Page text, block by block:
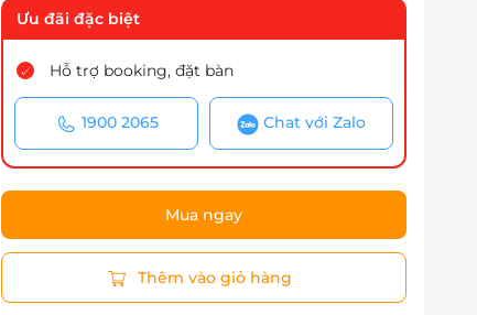
Ưu đãi đặc biệt
Hỗ trợ booking, đặt bàn
1900 2065 Chat với Zalo
Mua ngay
Thêm vào giỏ hàng